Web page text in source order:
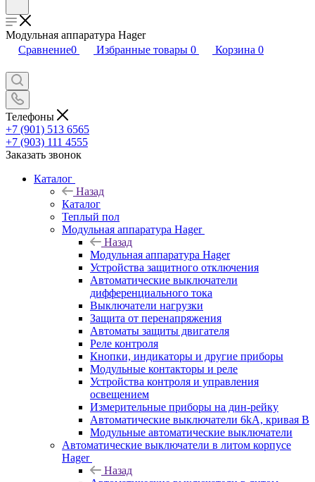
Модульная аппаратура Hager
Сравнение0 Избранные товары 0 Корзина 0
Телефоны
+7 (901) 513 6565
+7 (903) 111 4555
Заказать звонок
Каталог
Назад
Каталог
Теплый пол
Модульная аппаратура Hager
Назад
Модульная аппаратура Hager
Устройства защитного отключения
Автоматические выключатели
дифференциального тока
Выключатели нагрузки
Защита от перенапряжения
Автоматы защиты двигателя
Реле контроля
Кнопки, индикаторы и другие приборы
Модульные контакторы и реле
Устройства контроля и управления
освещением
Измерительные приборы на дин-рейку
Автоматические выключатели 6kA, кривая В
Модульные автоматические выключатели
Автоматические выключатели в литом корпусе
Hager
Назад